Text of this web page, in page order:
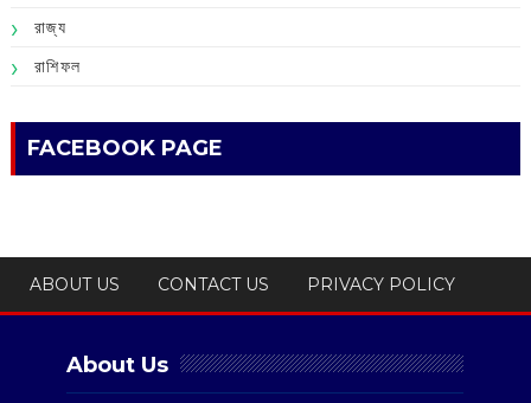
রাজ্য
রাশিফল
FACEBOOK PAGE
ABOUT US CONTACT US PRIVACY POLICY
About Us